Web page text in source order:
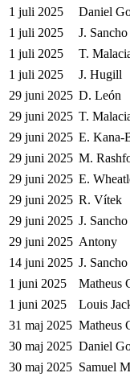
1 juli 2025
Daniel
1 juli 2025
J. Sancho
1 juli 2025
T.
1 juli 2025
J. Hugill
29 juni 2025 D. León
29 juni 2025 T.
29 juni 2025 E. Kana-
29 juni 2025 M.
29 juni 2025 E.
29 juni 2025 R. Vítek
29 juni 2025 J. Sancho
29 juni 2025 Antony
14 juni 2025 J. Sancho
1 juni 2025
Matheus
1 juni 2025
Louis
31 maj 2025 Matheus
30 maj 2025 Daniel
30 maj 2025 Samuel